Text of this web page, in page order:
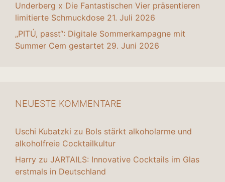
Underberg x Die Fantastischen Vier präsentieren
limitierte Schmuckdose 21. Juli 2026
„PITÚ, passt“: Digitale Sommerkampagne mit
Summer Cem gestartet 29. Juni 2026
NEUESTE KOMMENTARE
Uschi Kubatzki zu Bols stärkt alkoholarme und
alkoholfreie Cocktailkultur
Harry zu JARTAILS: Innovative Cocktails im Glas
erstmals in Deutschland